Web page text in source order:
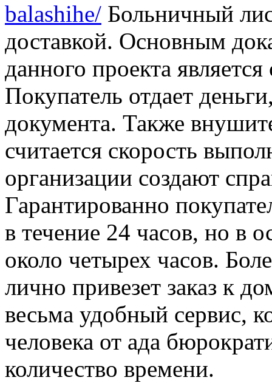
balashihe/ Больничный
доставкой. Основным
данного проекта
Покупатель отдает
документа. Также
считается скорость
организации создают
Гарантированно
в течение 24 часов, но в
около четырех часов.
лично привезет заказ к
весьма удобный сервис,
человека от ада
количество времени.